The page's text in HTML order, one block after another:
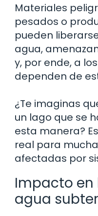
Materiales
pesados o
pueden
agua,
y, por ende, a
dependen de
¿Te imaginas
un lago que se
esta manera?
real para
afectadas por
Impacto en
agua